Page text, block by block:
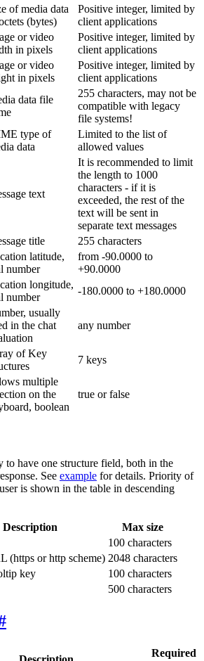
of media data
(bytes)
Positive integer, limited by
client applications
or video
in pixels
Positive integer, limited by
client applications
or video
in pixels
Positive integer, limited by
client applications
data file
255 characters, may not be
compatible with legacy
file systems!
type of
data
Limited to the list of
allowed values
text
It is recommended to limit
the length to 1000
characters - if it is
exceeded, the rest of the
text will be sent in
separate text messages
title
255 characters
latitude,
number
from -90.0000 to
+90.0000
longitude,
number
-180.0000 to +180.0000
usually
in the chat
any number
of Key
7 keys
multiple
on the
boolean
true or false
to have one structure field, both in the
See example for details. Priority of
is shown in the table in descending
Description
Max size
100 characters
(https or http scheme) 2048 characters
key
100 characters
500 characters
Required